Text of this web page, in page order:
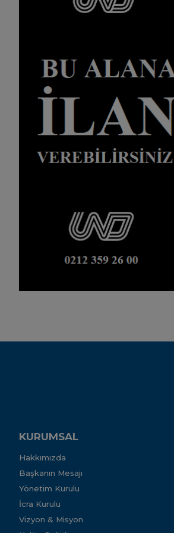
KURUMSAL
Hakkımızda
Başkanın Mesajı
Yönetim Kurulu
İcra Kurulu
Vizyon & Misyon